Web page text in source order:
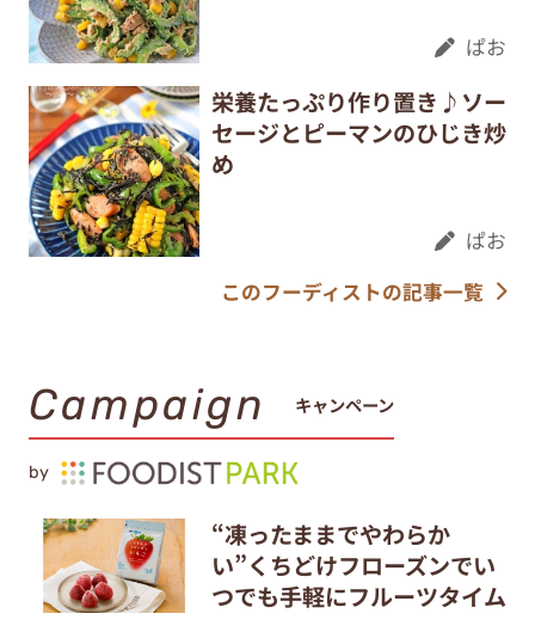
ぱお
栄養たっぷり作り置き♪ソー
セージとピーマンのひじき炒
め
ぱお
このフーディストの記事一覧
Campaign キャンペーン
by
“凍ったままでやわらか
い”くちどけフローズンでい
つでも手軽にフルーツタイム